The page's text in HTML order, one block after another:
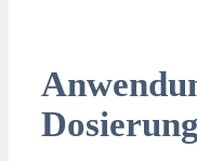
Dosierung